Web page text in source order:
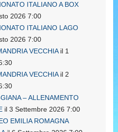
ITALIANO A BOX
2026 7:00
ITALIANO LAGO
2026 7:00
VECCHIAil 1
VECCHIAil 2
– ALLENAMENTO
il 3 Settembre 2026 7:00
EMILIA ROMAGNA